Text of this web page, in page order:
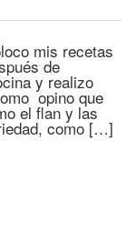
mis recetas
de
y realizo
opino que
el flan y las
como […]